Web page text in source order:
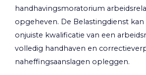
handhavingsmoratorium
opgeheven. De Belastingdienst
onjuiste kwalificatie van een
volledig handhaven en
naheffingsaanslagen opleggen.